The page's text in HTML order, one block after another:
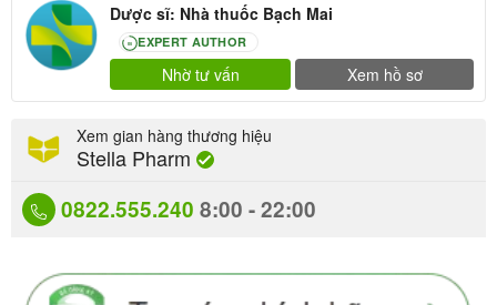
Dược sĩ: Nhà thuốc Bạch Mai
80 EXPERT AUTHOR
Nhờ tư vấn Xem hồ sơ
0822.555.240 8:00 - 22:00
Xem gian hàng thương hiệu
Stella Pharm